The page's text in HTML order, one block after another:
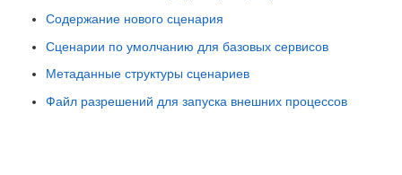
Содержание нового сценария
Сценарии по умолчанию для базовых сервисов
Метаданные структуры сценариев
Файл разрешений для запуска внешних процессов